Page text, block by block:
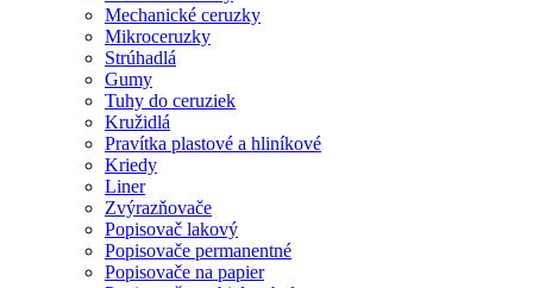
Mechanické ceruzky
Mikroceruzky
Strúhadlá
Gumy
Tuhy do ceruziek
Kružidlá
Pravítka plastové a hliníkové
Kriedy
Liner
Zvýrazňovače
Popisovač lakový
Popisovače permanentné
Popisovače na papier